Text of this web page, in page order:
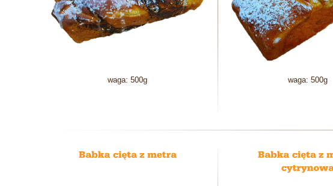
waga: 500g waga: 500g